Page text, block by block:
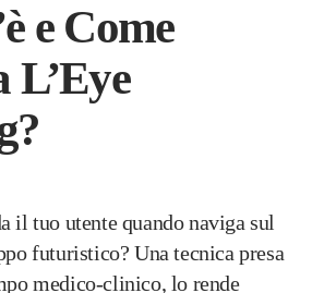
e Come
L’Eye
il tuo utente quando naviga sul
futuristico? Una tecnica presa
medico-clinico, lo rende